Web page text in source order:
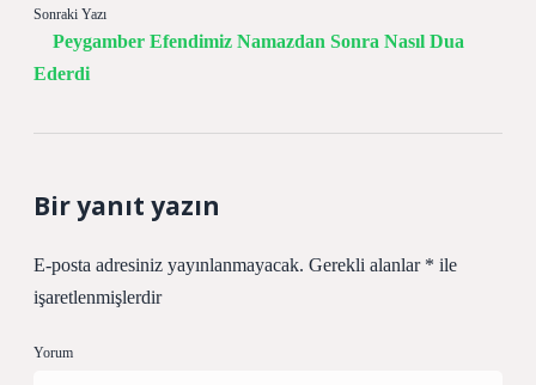
Sonraki Yazı
Peygamber Efendimiz Namazdan Sonra Nasıl Dua
Ederdi
Bir yanıt yazın
E-posta adresiniz yayınlanmayacak. Gerekli alanlar * ile
işaretlenmişlerdir
Yorum